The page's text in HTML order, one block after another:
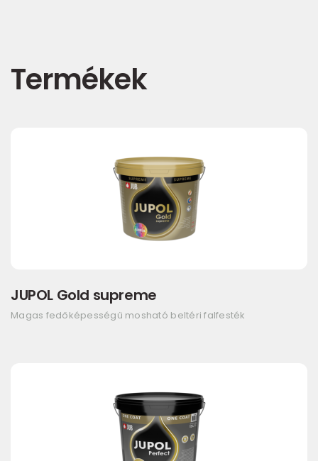
Termékek
JUPOL Gold supreme
Magas fedőképességű mosható beltéri falfesték